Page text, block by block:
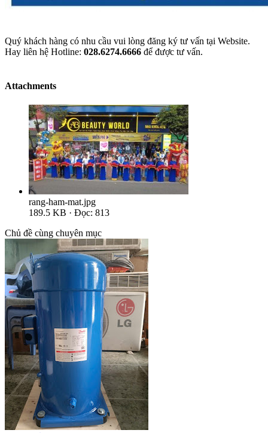
Quý khách hàng có nhu cầu vui lòng đăng ký tư vấn tại Website.
Hay liên hệ Hotline: 028.6274.6666 để được tư vấn.
Attachments
rang-ham-mat.jpg
189.5 KB · Đọc: 813
Chủ đề cùng chuyên mục